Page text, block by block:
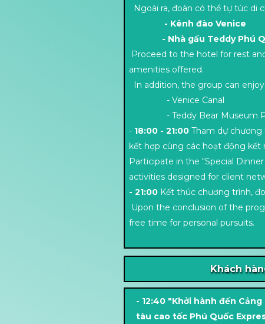
Ngoài ra, đoàn có thể tự túc di
- Kênh đào Venice
- Nhà gấu Teddy Phú
Proceed to the hotel for rest
amenities offered.
In addition, the group can
- Venice Canal
- Teddy Bear Museum
- 18:00 - 21:00 Tham dự chương
kết hợp cùng các hoạt động kết
Participate in the "Special
activities designed for client
- 21:00 Kết thúc chương trình,
Upon the conclusion of the
free time for personal pursuits.
Khách
- 12:40 "Khởi hành đến
tàu cao tốc Phú Quốc